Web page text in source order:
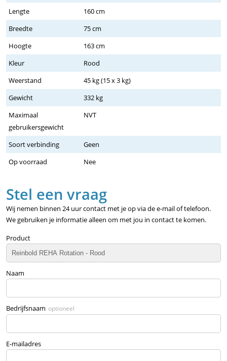
Lengte
160 cm
Breedte
75 cm
Hoogte
163 cm
Kleur
Rood
Weerstand
45 kg (15 x 3 kg)
Gewicht
332 kg
Maximaal
gebruikersgewicht
NVT
Soort verbinding
Geen
Op voorraad
Nee
Stel een vraag
Wij nemen binnen 24 uur contact met je op via de e-mail of telefoon.
We gebruiken je informatie alleen om met jou in contact te komen.
Product
Naam
Bedrijfsnaam optioneel
E-mailadres